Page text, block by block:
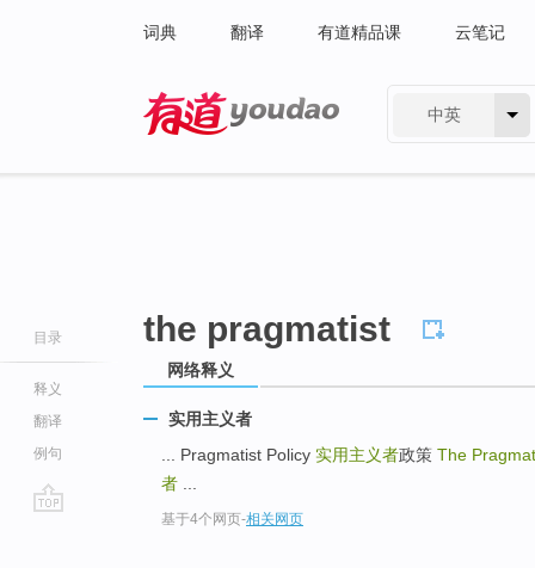
词典 翻译 有道精品课 云笔记
中英
目录
释义
翻译
例句
the pragmatist
网络释义
实用主义者
... Pragmatist Policy 实用主义者政策 The
者
基于4个网页-相关网页